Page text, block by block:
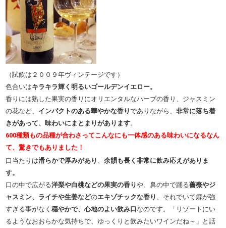
（試飲は２００９年ヴィンテージです）
色合いはキラキラ輝く明るいゴールデンイエロー。
香りには熟した果実の香りにオリエンタルなハーブの香り、ジャスミン
の花など、 インパクトのある華やかな香りでありながら、 非常に落ち着
きがあって、味わいにまとまりがあります。
600種類もの品種が合わさってこんなにも一体感のある味わいになるなん
て、驚きでもありました！
口当たりは滑らかで厚みがあり 、 余韻も長く非常に飲み応えがありま
す。
口の中で広がる洋梨や白桃などの果実の香りや、鼻の中で踊る薔薇やジ
ャスミン、ライチや生姜などのエキゾチックな香り 、それでいて癖が強
すぎる事がなく 穏やかで、心地のよい飲み口 なのです。「リゾートにい
るようなおおらかな気持ちで、ゆっくりと飲みたいワインだね～」と話